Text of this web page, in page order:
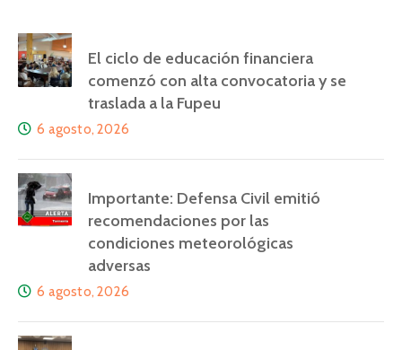
El ciclo de educación financiera
comenzó con alta convocatoria y se
traslada a la Fupeu
6 agosto, 2026
Importante: Defensa Civil emitió
recomendaciones por las
condiciones meteorológicas
adversas
6 agosto, 2026